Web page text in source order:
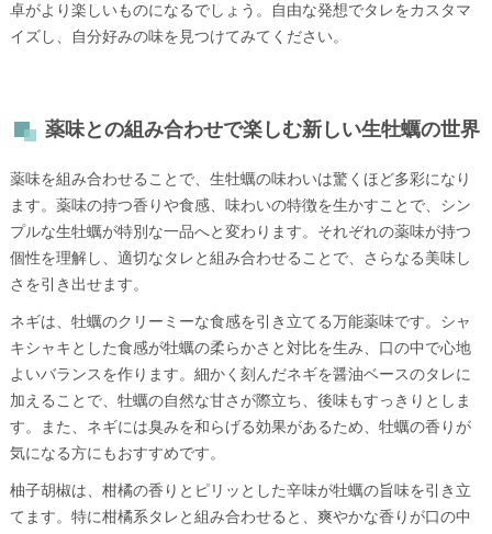
卓がより楽しいものになるでしょう。自由な発想でタレをカスタマ
イズし、自分好みの味を見つけてみてください。
薬味との組み合わせで楽しむ新しい生牡蠣の世界
薬味を組み合わせることで、生牡蠣の味わいは驚くほど多彩になり
ます。薬味の持つ香りや食感、味わいの特徴を生かすことで、シン
プルな生牡蠣が特別な一品へと変わります。それぞれの薬味が持つ
個性を理解し、適切なタレと組み合わせることで、さらなる美味し
さを引き出せます。
ネギは、牡蠣のクリーミーな食感を引き立てる万能薬味です。シャ
キシャキとした食感が牡蠣の柔らかさと対比を生み、口の中で心地
よいバランスを作ります。細かく刻んだネギを醤油ベースのタレに
加えることで、牡蠣の自然な甘さが際立ち、後味もすっきりとしま
す。また、ネギには臭みを和らげる効果があるため、牡蠣の香りが
気になる方にもおすすめです。
柚子胡椒は、柑橘の香りとピリッとした辛味が牡蠣の旨味を引き立
てます。特に柑橘系タレと組み合わせると、爽やかな香りが口の中